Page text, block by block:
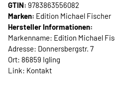
GTIN: 9783863556082
Marken: Edition Michael Fischer
Hersteller Informationen:
Markenname: Edition Michael
Adresse: Donnersbergstr. 7
Ort: 86859 Igling
Link: Kontakt